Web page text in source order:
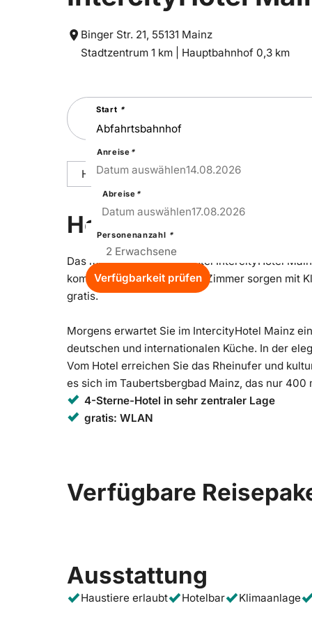
Binger Str. 21, 55131 Mainz
Entfernung
Stadtzentrum 1 km | Entfernung
Hauptbahnhof 0,3 km
Sie
nach
einer
Städtereise
Start *
Anreise *
14
Fri
Datum auswählen14.08.2026
Abreise *
17
Mon
Datum auswählen17.08.2026
Personenanzahl *
Verfügbarkeit prüfen
Hoteldetails Reisepakete
Hoteldetails
Das moderne 4-Sterne-Hotel IntercityHotel
komfortabel eingerichteten Zimmer sorgen mit
gratis.
Morgens erwartet Sie im IntercityHotel Mainz
deutschen und internationalen Küche. In der
Vom Hotel erreichen Sie das Rheinufer und
es sich im Taubertsbergbad Mainz, das nur 400
4-Sterne-Hotel in sehr zentraler Lage
gratis: WLAN
Verfügbare
Ausstattung
Haustiere erlaubt Hotelbar Klimaanlage